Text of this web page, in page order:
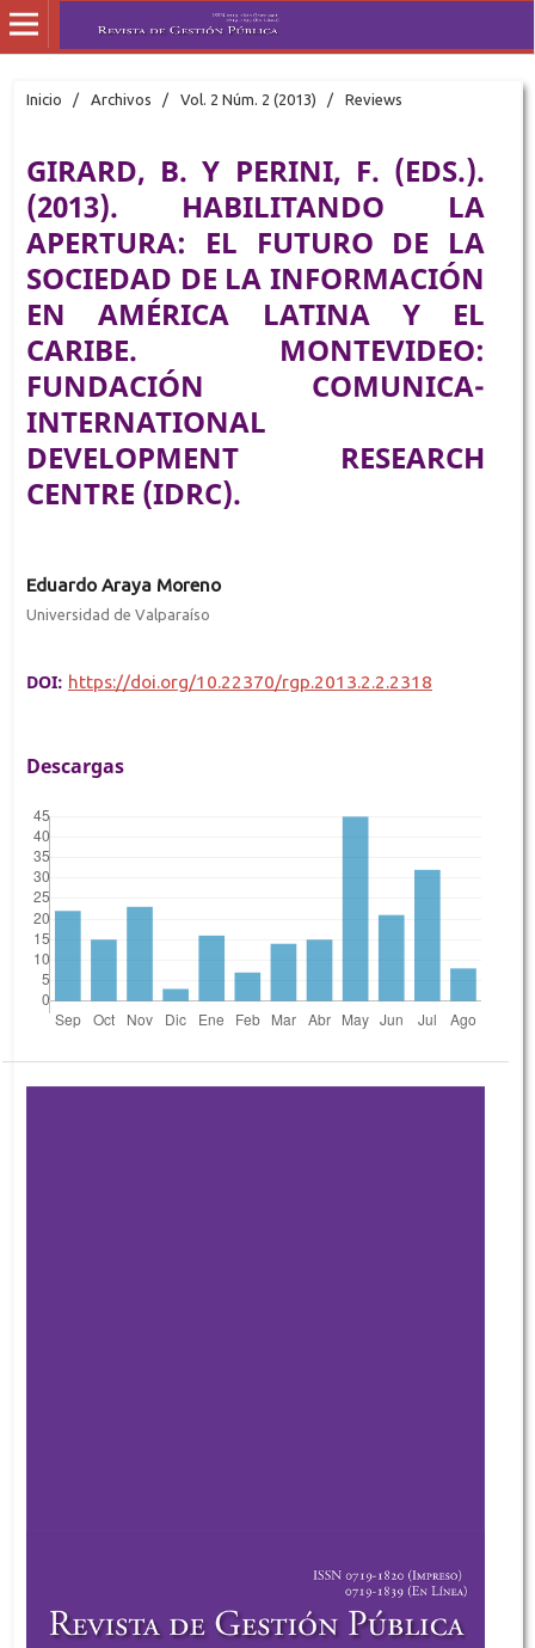
Inicio / Archivos / Vol. 2 Núm. 2 (2013) / Reviews
GIRARD, B. Y PERINI, F. (EDS.).
(2013). HABILITANDO LA
APERTURA: EL FUTURO DE LA
SOCIEDAD DE LA INFORMACIÓN
EN AMÉRICA LATINA Y EL
CARIBE. MONTEVIDEO:
FUNDACIÓN COMUNICA-
INTERNATIONAL
DEVELOPMENT RESEARCH
CENTRE (IDRC).
Eduardo Araya Moreno
Universidad de Valparaíso
DOI: https://doi.org/10.22370/rgp.2013.2.2.2318
Descargas